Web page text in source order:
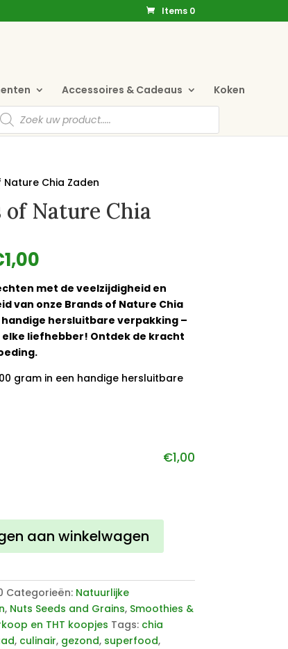
Items 0
Accessoires & Cadeaus Koken
Chia Zaden
of Nature Chia
prijs
1,00Huidige
is:
€1,00.
met de veelzijdigheid en
van onze Brands of Nature Chia
handige hersluitbare verpakking –
liefhebber! Ontdek de kracht
gram in een handige hersluitbare
€1,00
aan winkelwagen
Categorieën: Natuurlijke
, Nuts Seeds and Grains, Smoothies &
en THT koopjes Tags: chia
, culinair, gezond, superfood,